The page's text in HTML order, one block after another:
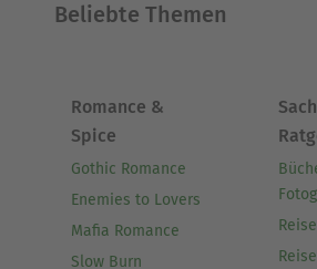
Beliebte Themen
Romance &
Spice
Gothic Romance
Enemies to Lovers
Mafia Romance
Slow Burn